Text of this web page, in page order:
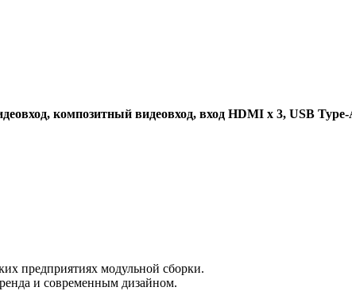
композитный видеовход, вход HDMI x 3, USB
предприятиях модульной сборки.
и современным дизайном.